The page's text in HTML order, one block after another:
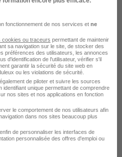
à Saint-
Energie
fonctionnement de nos services et ne
cookies ou traceurs permettant de maintenir
sa navigation sur le site, de stocker des
préférences des utilisateurs, les annonces
d'identification de l'utilisateur, vérifier s'il
garantir la sécurité du site web en
ou les violations de sécurité.
de piloter et suivre les sources
identifiant unique permettant de comprendre
nos sites et nos applications en fonction
le comportement de nos utilisateurs afin
dans nos sites beaucoup plus
de personnaliser les interfaces de
personnalisée des offres d'emploi ou